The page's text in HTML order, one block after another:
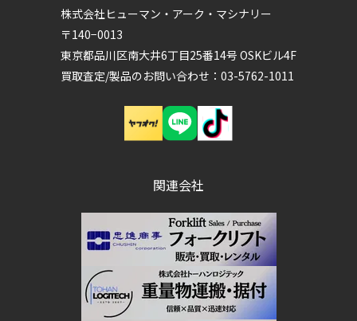
株式会社ヒューマン・アーク・マシナリー
〒140−0013
東京都品川区南大井6丁目25番14号 OSKビル4F
買取査定/製品のお問い合わせ：03-5762-1011
関連会社